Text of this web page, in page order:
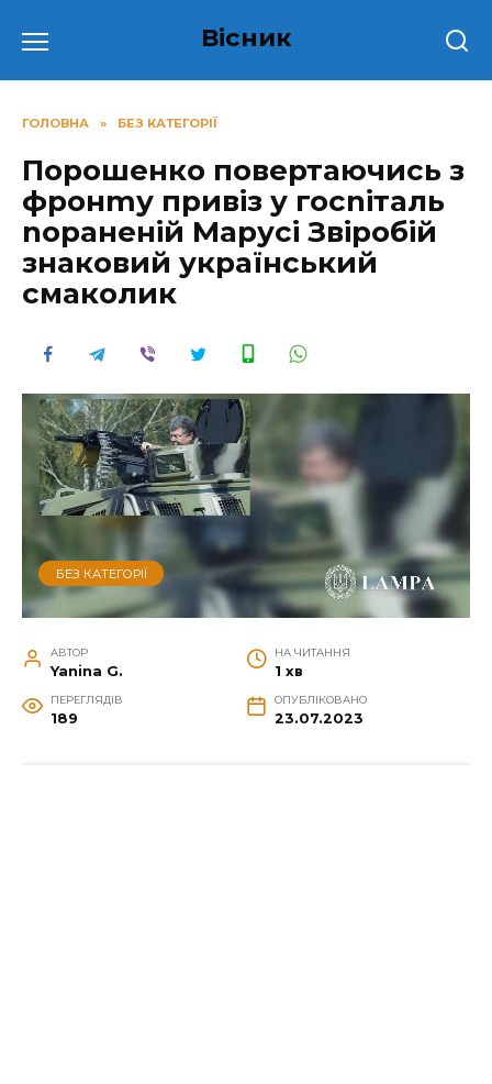
до
Вісник
ГОЛОВНА » БЕЗ КАТЕГОРІЇ
Порошенко повертаючись з
фpонmу привіз у госniтaль
nорaнeній Марусі Звіробій
знаковий український
смаколик
БЕЗ КАТЕГОРІЇ
АВТОР
Yanina G.
НА ЧИТАННЯ
1 хв
ПЕРЕГЛЯДІВ
189
ОПУБЛІКОВАНО
23.07.2023